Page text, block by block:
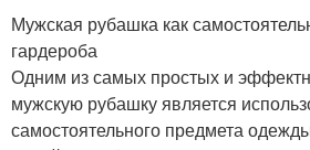
Мужская рубашка как
гардероба
Одним из самых простых и
мужскую рубашку является
самостоятельного предмета